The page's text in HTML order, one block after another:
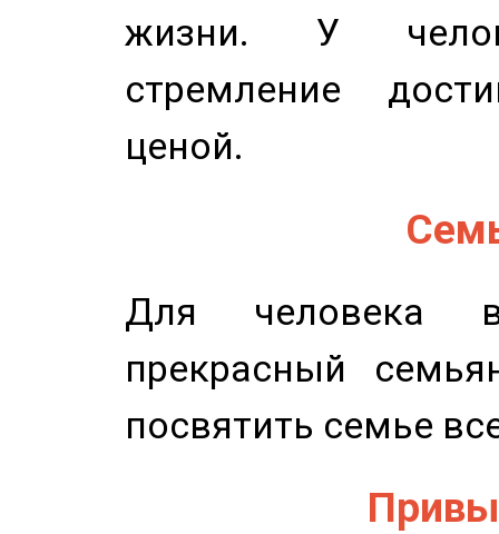
жизни. У
стремление
ценой.
Для человека
прекрасный
посвятить семье